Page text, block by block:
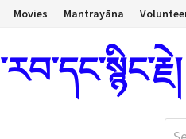
Movies Mantrayāna